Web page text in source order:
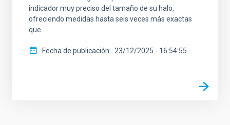
indicador muy preciso del tamaño de su halo,
ofreciendo medidas hasta seis veces más exactas
que
Fecha de publicación 23/12/2025 - 16:54:55